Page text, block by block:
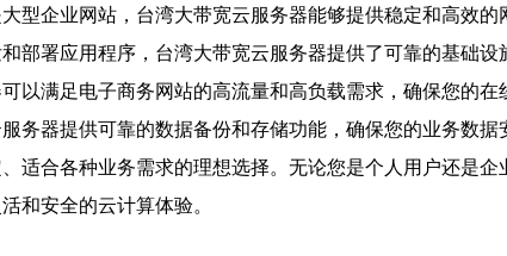
型企业网站，台湾大带宽云服务器能够提供稳定和高效的
部署应用程序，台湾大带宽云服务器提供了可靠的基础设
以满足电子商务网站的高流量和高负载需求，确保您的在
务器提供可靠的数据备份和存储功能，确保您的业务数据
适合各种业务需求的理想选择。无论您是个人用户还是
和安全的云计算体验。